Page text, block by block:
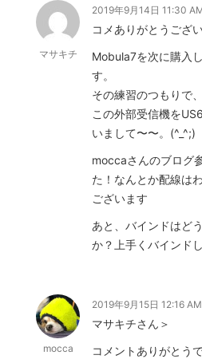
マサキチ
2019年9月14日 11:30
コメありがとうござ
Mobula7を次に購入
す。
その練習のつもりで
この外部受信機を
いまして〜〜。(^_^;)
moccaさんのブログ
た！なんとか配線は
ございます
あと、バインドはど
か？上手くバインド
mocca
2019年9月15日 12:16 AM
マサキチさん＞
コメントありがとう